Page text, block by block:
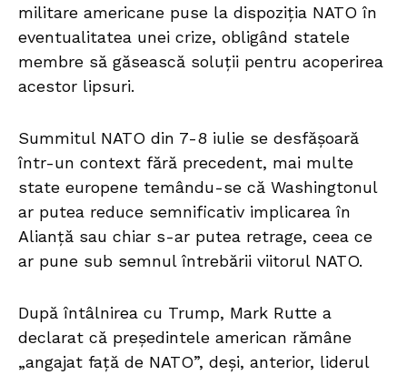
militare americane puse la dispoziția NATO în
eventualitatea unei crize, obligând statele
membre să găsească soluții pentru acoperirea
acestor lipsuri.
Summitul NATO din 7-8 iulie se desfășoară
într-un context fără precedent, mai multe
state europene temându-se că Washingtonul
ar putea reduce semnificativ implicarea în
Alianță sau chiar s-ar putea retrage, ceea ce
ar pune sub semnul întrebării viitorul NATO.
După întâlnirea cu Trump, Mark Rutte a
declarat că președintele american rămâne
„angajat față de NATO”, deși, anterior, liderul